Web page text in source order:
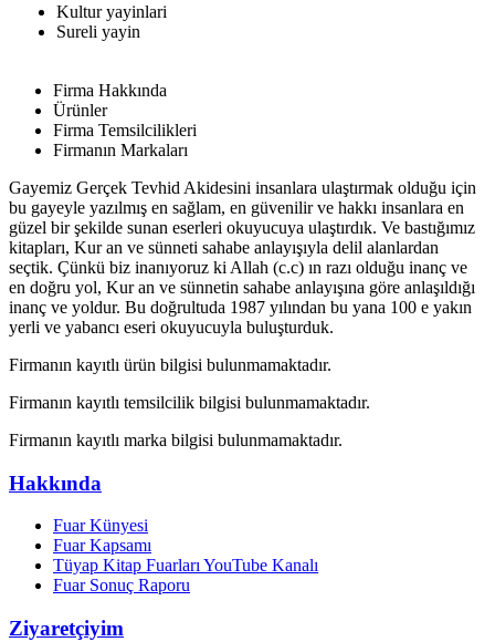
Kultur yayinlari
Sureli yayin
Firma Hakkında
Ürünler
Firma Temsilcilikleri
Firmanın Markaları
Gayemiz Gerçek Tevhid Akidesini insanlara ulaştırmak olduğu için
bu gayeyle yazılmış en sağlam, en güvenilir ve hakkı insanlara en
güzel bir şekilde sunan eserleri okuyucuya ulaştırdık. Ve bastığımız
kitapları, Kur an ve sünneti sahabe anlayışıyla delil alanlardan
seçtik. Çünkü biz inanıyoruz ki Allah (c.c) ın razı olduğu inanç ve
en doğru yol, Kur an ve sünnetin sahabe anlayışına göre anlaşıldığı
inanç ve yoldur. Bu doğrultuda 1987 yılından bu yana 100 e yakın
yerli ve yabancı eseri okuyucuyla buluşturduk.
Firmanın kayıtlı ürün bilgisi bulunmamaktadır.
Firmanın kayıtlı temsilcilik bilgisi bulunmamaktadır.
Firmanın kayıtlı marka bilgisi bulunmamaktadır.
Hakkında
Fuar Künyesi
Fuar Kapsamı
Tüyap Kitap Fuarları YouTube Kanalı
Fuar Sonuç Raporu
Ziyaretçiyim